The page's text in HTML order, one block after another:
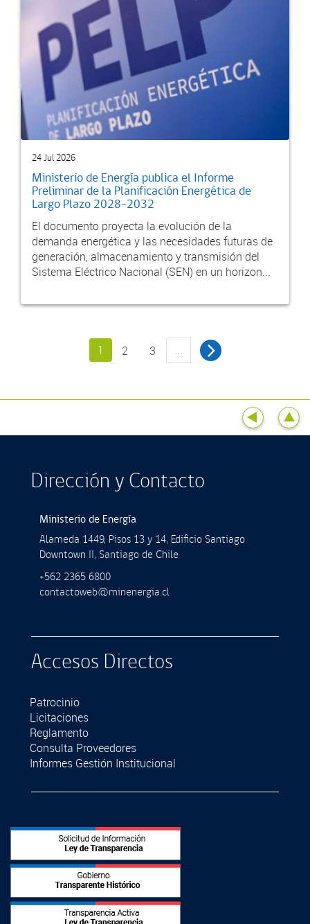
24 Jul 2026
Ministerio de Energía publica el Informe
Preliminar de la Planificación Energética de
Largo Plazo 2028-2032
El documento proyecta la evolución de la
demanda energética y las necesidades futuras de
generación, almacenamiento y transmisión del
Sistema Eléctrico Nacional (SEN) en un horizon...
1 2 3 …
Dirección y Contacto
Ministerio de Energía
Alameda 1449, Pisos 13 y 14, Ediﬁcio Santiago
Downtown II, Santiago de Chile
+562 2365 6800
contactoweb@minenergia.cl
Accesos Directos
Patrocinio
Licitaciones
Reglamento
Consulta Proveedores
Informes Gestión Institucional